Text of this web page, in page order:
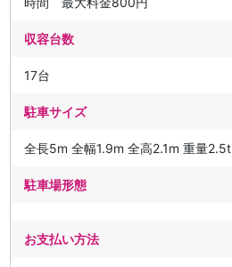
収容台数
17台
駐車サイズ
全長5m 全幅1.9m 全高2.1m 重量2.5t
駐車場形態
お支払い方法